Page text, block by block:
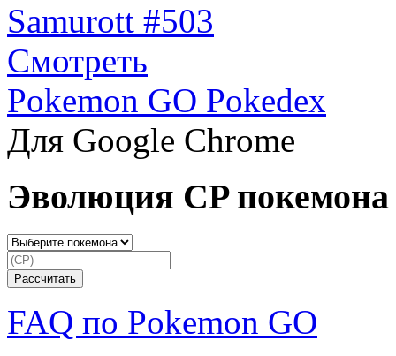
Samurott #503
Смотреть
Pokemon GO Pokedex
Для Google Chrome
Эволюция CP покемона
FAQ по Pokemon GO